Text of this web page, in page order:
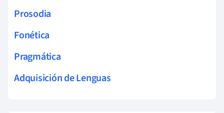
Prosodia
Fonética
Pragmática
Adquisición de Lenguas